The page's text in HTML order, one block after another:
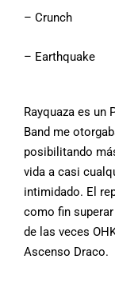
– Crunch
– Earthquake
Rayquaza es un
Band me
posibilitando
vida a casi
intimidado. El
como fin
de las veces
Ascenso Draco.